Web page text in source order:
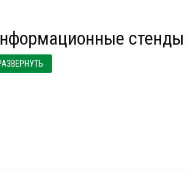
Информационные стенды